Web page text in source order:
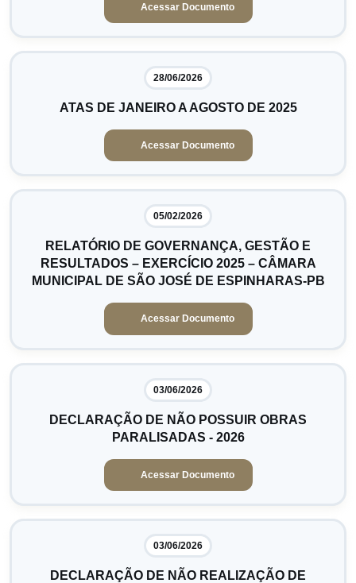
Acessar Documento
28/06/2026
ATAS DE JANEIRO A AGOSTO DE 2025
Acessar Documento
05/02/2026
RELATÓRIO DE GOVERNANÇA, GESTÃO E
RESULTADOS – EXERCÍCIO 2025 – CÂMARA
MUNICIPAL DE SÃO JOSÉ DE ESPINHARAS-PB
Acessar Documento
03/06/2026
DECLARAÇÃO DE NÃO POSSUIR OBRAS
PARALISADAS - 2026
Acessar Documento
03/06/2026
DECLARAÇÃO DE NÃO REALIZAÇÃO DE